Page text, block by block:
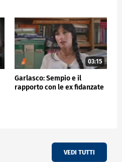
03:15
Garlasco: Sempio e il
rapporto con le ex fidanzate
VEDI TUTTI